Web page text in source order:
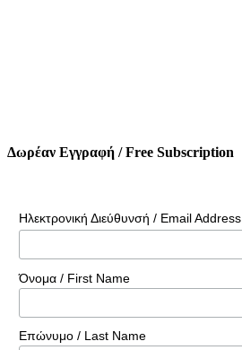
Δωρέαν Εγγραφή / Free Subscription
Ηλεκτρονική Διεύθυνσή / Email Address
Όνομα / First Name
Επώνυμο / Last Name